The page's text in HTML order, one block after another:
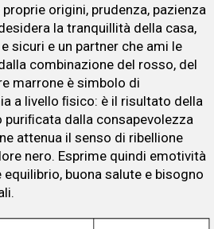
origini, prudenza, pazienza
la tranquillità della casa,
sicuri e un partner che ami le
combinazione del rosso, del
marrone è simbolo di
a livello ﬁsico: è il risultato della
dalla consapevolezza
attenua il senso di ribellione
nero. Esprime quindi emotività
buona salute e bisogno